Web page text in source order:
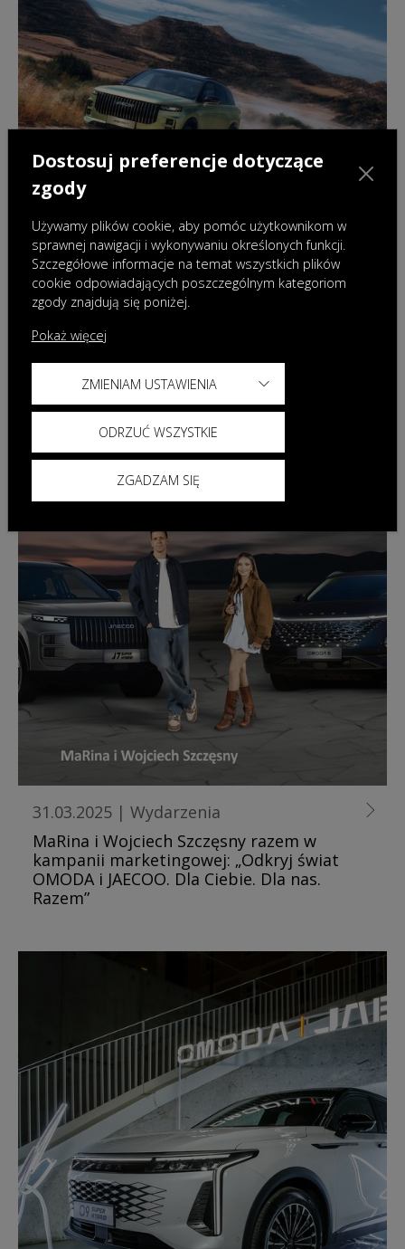
10.04.2025|Wydarzenia
roku – imponujące wyniki sprzedaży w
Polsce w pierwszym kwartale 2025
31.03.2025 | Wydarzenia
MaRina i Wojciech Szczęsny razem w
kampanii marketingowej: „Odkryj świat
OMODA i JAECOO. Dla Ciebie. Dla nas.
Razem”
Dostosuj preferencje dotyczące
zgody
Używamy plików cookie, aby pomóc użytkownikom w
sprawnej nawigacji i wykonywaniu określonych funkcji.
Szczegółowe informacje na temat wszystkich plików
cookie odpowiadających poszczególnym kategoriom
zgody znajdują się poniżej.
Pokaż więcej
ZMIENIAM USTAWIENIA
ODRZUĆ WSZYSTKIE
ZGADZAM SIĘ